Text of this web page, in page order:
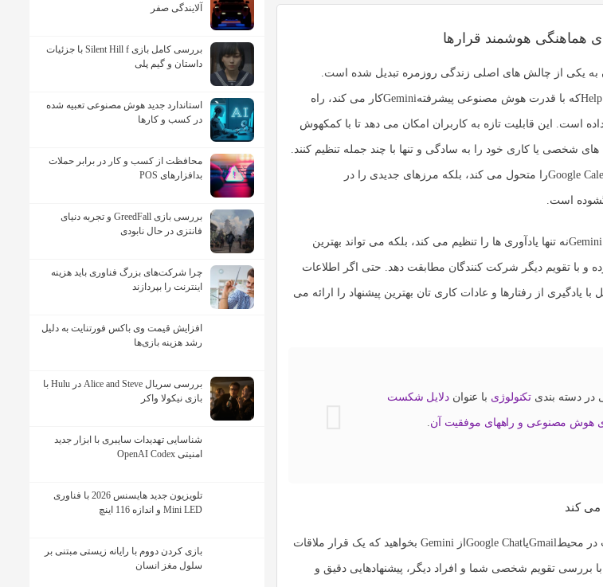
به یکی از چالش های اصلی زندگی روزمره تبدیل شده است.
که با قدرت هوش مصنوعی پیشرفتهGeminiکار می کند، راه
است. این قابلیت تازه به کاربران امکان می دهد تا با کمکهوش
های شخصی یا کاری خود را به سادگی و تنها با چند جمله تنظیم کنند.
Googleرا متحول می کند، بلکه مرزهای جدیدی را در
گشوده است.
Geminiنه تنها یادآوری ها را تنظیم می کند، بلکه می تواند بهترین
و با تقویم دیگر شرکت کنندگان مطابقت دهد. حتی اگر اطلاعات
یادگیری از رفتارها و عادات کاری تان بهترین پیشنهاد را ارائه می
در دسته بندی تکنولوژی با عنواندلایل شکست
هوش مصنوعی و راههای موفقیت آن.
در محیطGmailیاGoogle Chat از Gemini بخواهید که یک قرار ملاقات
تقویم شخصی شما و افراد دیگر، پیشنهادهایی دقیق و
آلایندگی صفر
بررسی کامل بازی Silent Hill f با جزئیات
داستان و گیم پلی
استاندارد جدید هوش مصنوعی تعبیه شده
در کسب و کارها
محافظت از کسب و کار در برابر حملات
بدافزارهای POS
بررسی بازی GreedFall و تجربه دنیای
فانتزی در حال نابودی
چرا شرکت‌های بزرگ فناوری باید هزینه
اینترنت را بپردازند
افزایش قیمت وی باکس فورتنایت به دلیل
رشد هزینه بازی‌ها
بررسی سریال Alice and Steve در Hulu با
بازی نیکولا واکر
شناسایی تهدیدات سایبری با ابزار جدید
امنیتی OpenAI Codex
تلویزیون جدید هایسنس 2026 با فناوری
Mini LED و اندازه 116 اینچ
بازی کردن دووم با رایانه زیستی مبتنی بر
سلول مغز انسان